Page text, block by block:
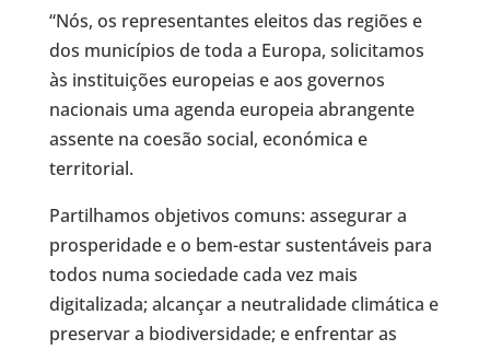
“Nós, os representantes eleitos das regiões e
dos municípios de toda a Europa, solicitamos
às instituições europeias e aos governos
nacionais uma agenda europeia abrangente
assente na coesão social, económica e
territorial.
Partilhamos objetivos comuns: assegurar a
prosperidade e o bem-estar sustentáveis para
todos numa sociedade cada vez mais
digitalizada; alcançar a neutralidade climática e
preservar a biodiversidade; e enfrentar as